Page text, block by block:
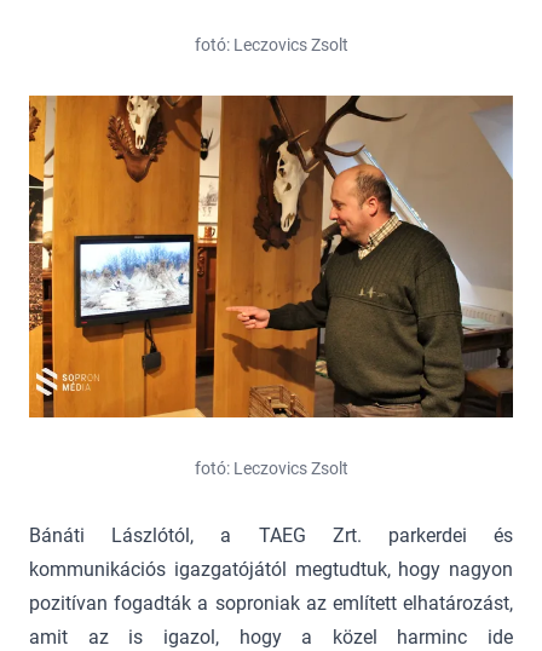
fotó: Leczovics Zsolt
fotó: Leczovics Zsolt
Bánáti Lászlótól, a TAEG Zrt. parkerdei és
kommunikációs igazgatójától megtudtuk, hogy nagyon
pozitívan fogadták a soproniak az említett elhatározást,
amit az is igazol, hogy a közel harminc ide